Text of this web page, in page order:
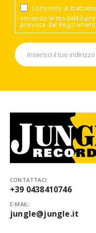
Consento al
secondo le modalità
prevista dal
CONTATTACI:
+39 0438410746
E-MAIL:
jungle@jungle.it